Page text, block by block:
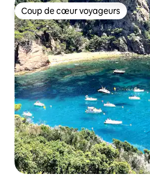
Coup de cœur voyageurs
Coup de cœur voyageurs